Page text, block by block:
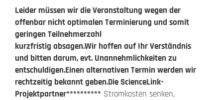
Leider müssen wir die Veranstaltung wegen der
offenbar nicht optimalen Terminierung und somit
geringen Teilnehmerzahl
kurzfristig absagen.Wir hoffen auf Ihr Verständnis
und bitten darum, evt. Unannehmlichkeiten zu
entschuldigen.Einen alternativen Termin werden wir
rechtzeitig bekannt geben.Die ScienceLink-
Projektpartner********** Stromkosten senken,